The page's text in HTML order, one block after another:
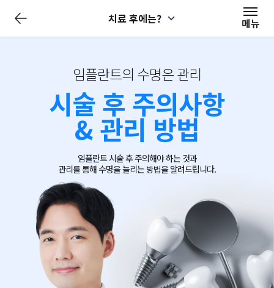
치료 후에는? 메뉴
뉴
임플란트의 수명은 관리
시술 후 주의사항
& 관리 방법
임플란트 시술 후 주의해야 하는 것과
관리를 통해 수명을 늘리는 방법을 알려드립니다.